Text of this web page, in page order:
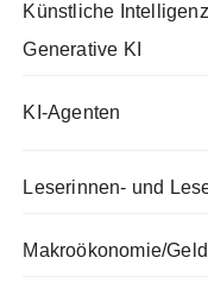
Künstliche Intelligenz
Generative KI
KI-Agenten
Leserinnen- und
Makroökonomie/